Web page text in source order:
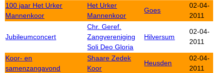
100 jaar Het Urker
Mannenkoor
Het Urker
Mannenkoor
Goes
02-04-
2011
Jubileumconcert
Chr. Geref.
Zangvereniging
Soli Deo Gloria
Hilversum
02-04-
2011
Koor- en
samenzangavond
Shaare Zedek
Koor
Heusden
02-04-
2011